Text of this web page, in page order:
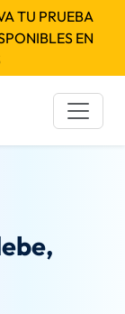
TU PRUEBA
EN